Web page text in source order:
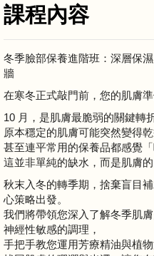
課程內容
冬季臉部保養進階班：深層保
牆
在寒冬正式敲門前，您的肌膚
10 月，是肌膚最脆弱的關鍵轉
原本穩定的肌膚可能突然變得乾
甚至連平常用的保養品都感覺「
這並非單純的缺水，而是肌膚
秋末入冬的轉季期，捨棄盲目
心策略出發。
我們將帶領您深入了解冬季肌
神經性敏感的調理，
手把手教您運用芳療精油與植